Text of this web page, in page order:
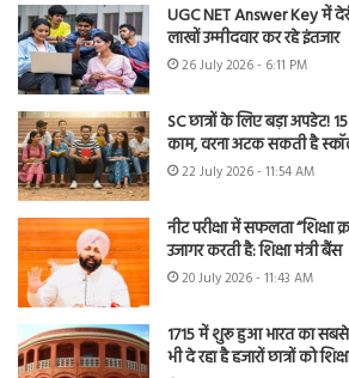
UGC NET Answer Key में
लाखों उम्मीदवार कर रहे इंतजार
26 July 2026 - 6:11 PM
SC छात्रों के लिए बड़ा
काम, वरना अटक सकती है
22 July 2026 - 11:54 AM
नीट परीक्षा में सफलता “शिक्षा
उजागर करती है: शिक्षा मंत्री बैंस
20 July 2026 - 11:43 AM
1715 में शुरू हुआ भारत का
भी दे रहा है हजारों छात्रों को